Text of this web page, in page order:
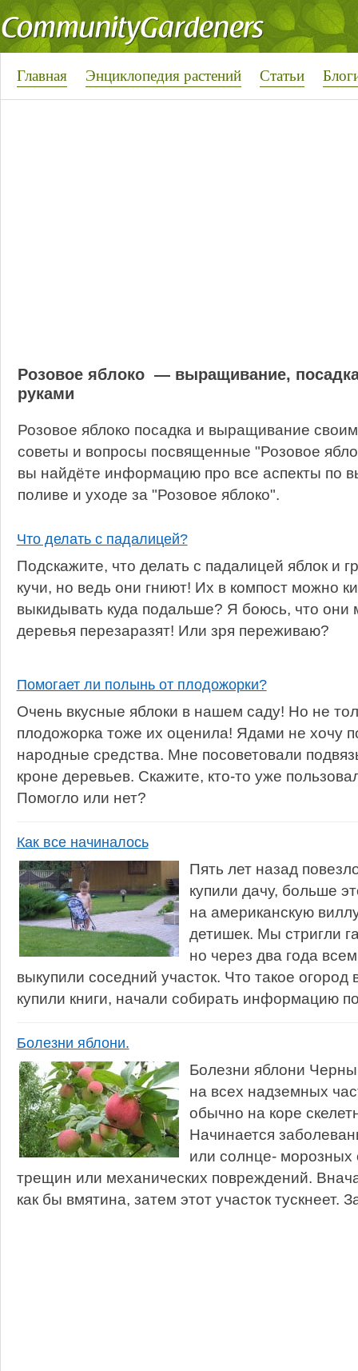
Главная Энциклопедия растений Статьи
Розовое яблоко — выращивание,
руками
Розовое яблоко посадка и выращивание
советы и вопросы посвященные "Розовое
вы найдёте информацию про все аспекты по
поливе и уходе за "Розовое яблоко".
Что делать с падалицей?
Подскажите, что делать с падалицей яблок и
кучи, но ведь они гниют! Их в компост можно
выкидывать куда подальше? Я боюсь, что они
деревья перезаразят! Или зря переживаю?
Помогает ли полынь от плодожорки?
Очень вкусные яблоки в нашем саду! Но не
плодожорка тоже их оценила! Ядами не хочу
народные средства. Мне посоветовали
кроне деревьев. Скажите, кто-то уже
Помогло или нет?
Как все начиналось
Пять лет назад
купили дачу, больше
на американскую
детишек. Мы стригли
но через два года
выкупили соседний участок. Что такое
купили книги, начали собирать информацию
Болезни яблони.
Болезни яблони
на всех надземных
обычно на коре
Начинается
или солнце-
трещин или механических повреждений.
как бы вмятина, затем этот участок тускнеет.